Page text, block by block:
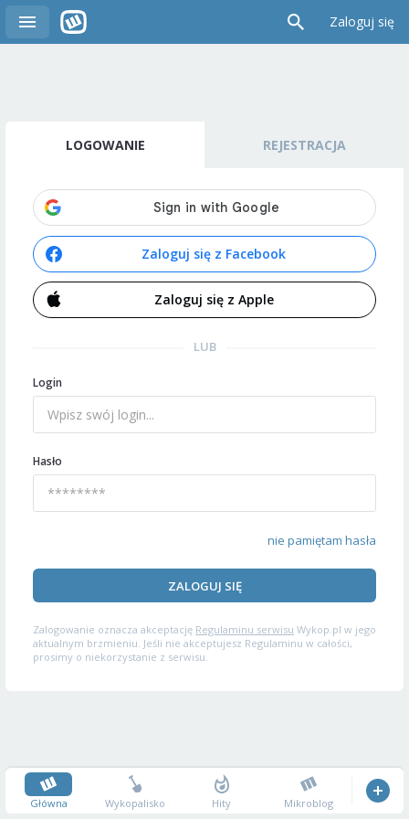
Zaloguj się
LOGOWANIE REJESTRACJA
Zaloguj się z Facebook
Zaloguj się z Apple
LUB
Login
Hasło
nie pamiętam hasła
ZALOGUJ SIĘ
Zalogowanie oznacza akceptację Regulaminu serwisu Wykop.pl w jego
aktualnym brzmieniu. Jeśli nie akceptujesz Regulaminu w całości,
prosimy o niekorzystanie z serwisu.
Główna Wykopalisko Hity Mikroblog